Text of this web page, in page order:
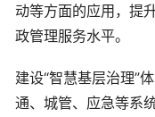
动等方面的应用，提
政管理服务水平。
建设“智慧基层治理”
通、城管、应急等系